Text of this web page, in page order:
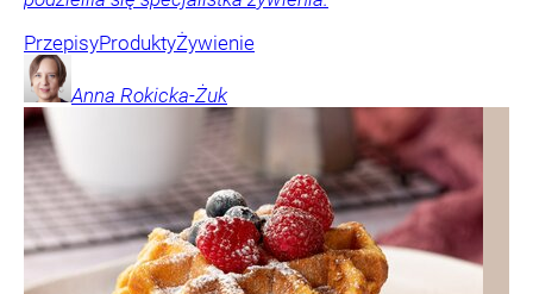
PrzepisyProduktyŻywienie
Anna Rokicka-Żuk